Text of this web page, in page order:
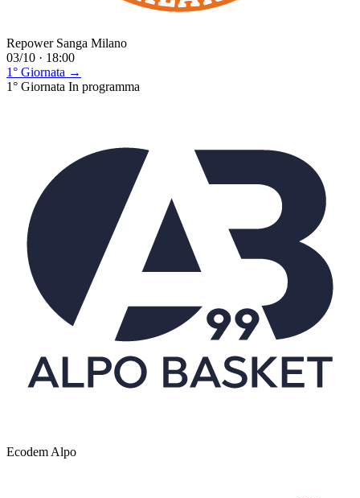
Repower Sanga Milano
03/10 · 18:00
1° Giornata →
1° Giornata In programma
Ecodem Alpo